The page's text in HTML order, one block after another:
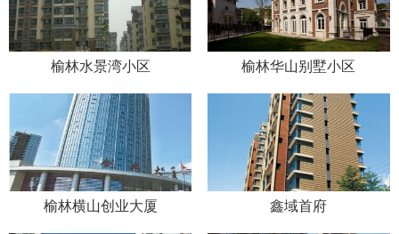
榆林水景湾小区 榆林华山别墅小区
榆林横山创业大厦 鑫域首府